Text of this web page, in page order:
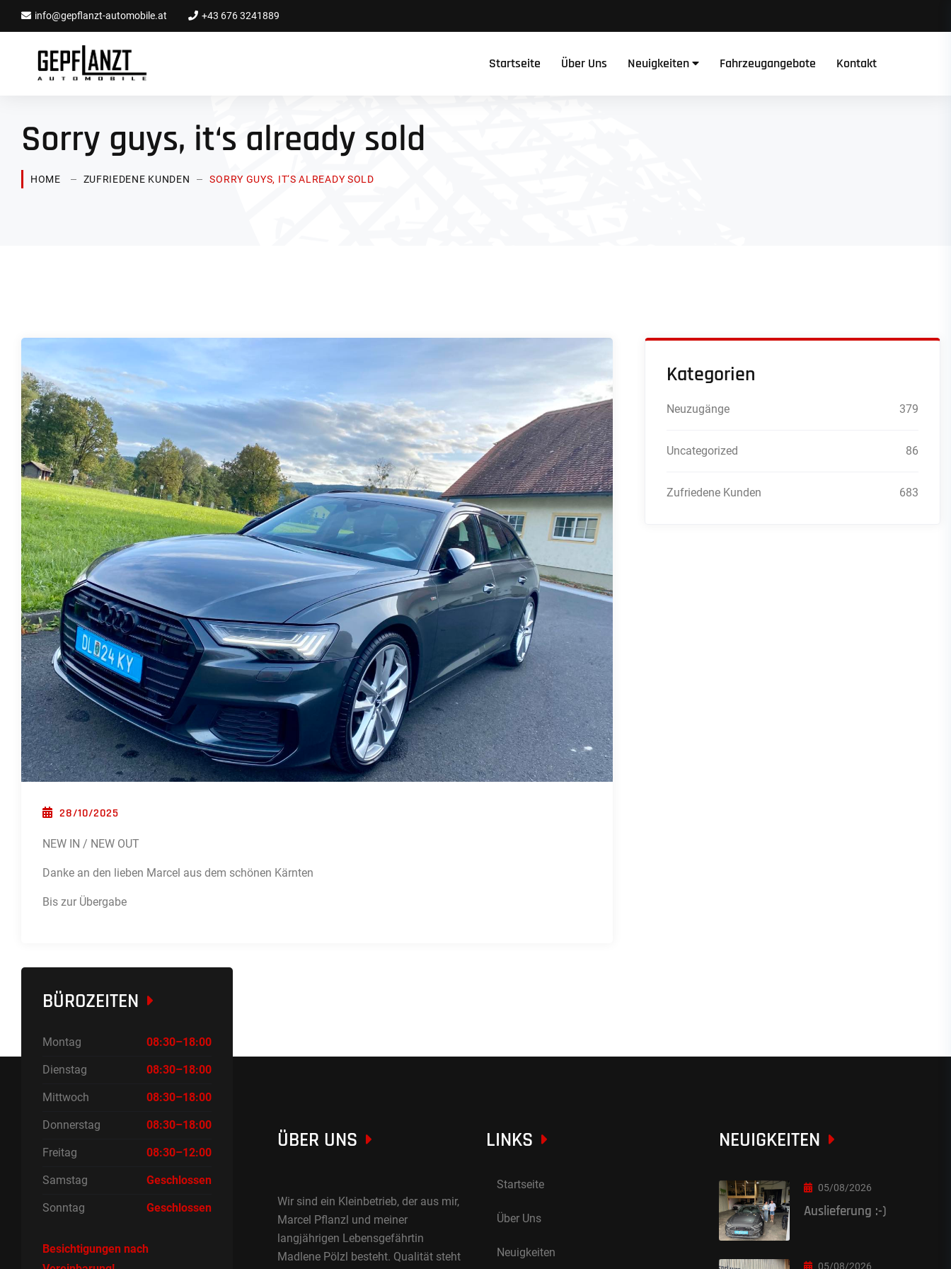
info@gepflanzt-automobile.at +43 676 3241889
Startseite Über Uns Neuigkeiten Fahrzeugangebote Kontakt
Sorry guys, it‘s already sold
HOME ZUFRIEDENE KUNDEN SORRY GUYS, IT‘S ALREADY SOLD
POSTED ON
28/10/2025
NEW IN / NEW OUT
Danke an den lieben Marcel aus dem schönen Kärnten
Bis zur Übergabe
Kategorien
Neuzugänge 379
Uncategorized 86
Zufriedene Kunden 683
BÜROZEITEN
Montag 08:30–18:00
Dienstag 08:30–18:00
Mittwoch 08:30–18:00
Donnerstag 08:30–18:00
Freitag 08:30–12:00
Samstag Geschlossen
Sonntag Geschlossen
Besichtigungen nach
ÜBER UNS
Wir sind ein Kleinbetrieb, der aus mir,
Marcel Pflanzl und meiner
langjährigen Lebensgefährtin
Madlene Pölzl besteht. Qualität steht
LINKS
Startseite
Über Uns
Neuigkeiten
NEUIGKEITEN
05/08/2026
Auslieferung :-)
05/08/2026